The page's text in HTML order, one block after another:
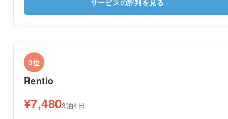
3位
Rentio
¥7,4803泊4日